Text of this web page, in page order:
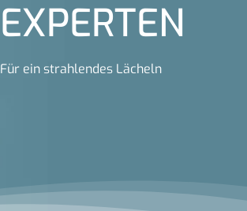
EXPERTEN
Für ein strahlendes Lächeln